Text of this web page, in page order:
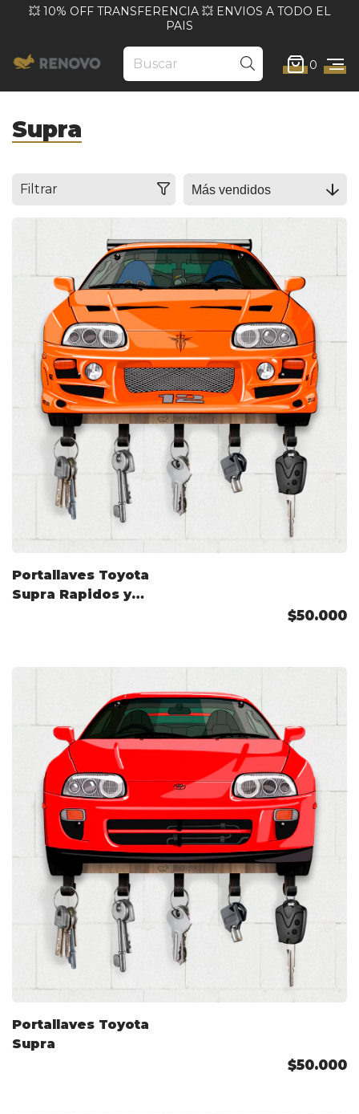
💥 10% OFF TRANSFERENCIA 💥 ENVIOS A TODO EL
PAIS
0
Supra
Filtrar
Portallaves Toyota
Supra Rapidos y
$50.000
Portallaves Toyota
Supra
$50.000